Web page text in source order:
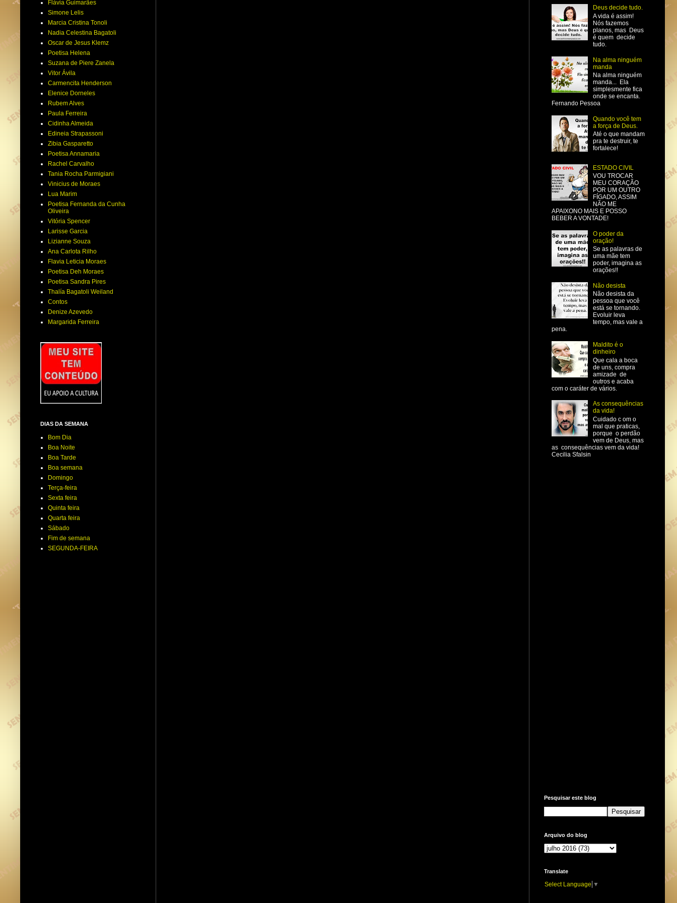
Flávia Guimarães
Simone Lelis
Marcia Cristina Tonoli
Nadia Celestina Bagatoli
Oscar de Jesus Klemz
Poetisa Helena
Suzana de Piere Zanela
Vitor Ávila
Carmencita Henderson
Elenice Dorneles
Rubem Alves
Paula Ferreira
Cidinha Almeida
Edineia Strapassoni
Zibia Gasparetto
Poetisa Annamaria
Rachel Carvalho
Tania Rocha Parmigiani
Vinicius de Moraes
Lua Marim
Poetisa Fernanda da Cunha
Oliveira
Vitória Spencer
Larisse Garcia
Lizianne Souza
Ana Carlota Rilho
Flavia Leticia Moraes
Poetisa Deh Moraes
Poetisa Sandra Pires
Thalía Bagatoli Weiland
Contos
Denize Azevedo
Margarida Ferreira
DIAS DA SEMANA
Bom Dia
Boa Noite
Boa Tarde
Boa semana
Domingo
Terça-feira
Sexta feira
Quinta feira
Quarta feira
Sábado
Fim de semana
SEGUNDA-FEIRA
Deus decide tudo.
A vida é assim!
Nós fazemos
planos, mas Deus
é quem decide
tudo.
Na alma ninguém
manda
Na alma ninguém
manda... Ela
simplesmente fica
onde se encanta.
Fernando Pessoa
Quando você tem
a força de Deus.
Até o que mandam
pra te destruir, te
fortalece!
ESTADO CIVIL
VOU TROCAR
MEU CORAÇÃO
POR UM OUTRO
FÍGADO, ASSIM
NÃO ME
APAIXONO MAIS E POSSO
BEBER A VONTADE!
O poder da
oração!
Se as palavras de
uma mãe tem
poder, imagina as
orações!!
Não desista
Não desista da
pessoa que você
está se tornando.
Evoluir leva
tempo, mas vale a
pena.
Maldito é o
dinheiro
Que cala a boca
de uns, compra
amizade de
outros e acaba
com o caráter de vários.
As consequências
da vida!
Cuidado c om o
mal que praticas,
porque o perdão
vem de Deus, mas
as consequências vem da vida!
Cecilia Sfalsin
Pesquisar este blog
Arquivo do blog
Translate
Select Language ▼